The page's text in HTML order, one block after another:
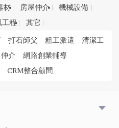
材 房屋仲介
機械設備
工程 其它
打石師父 粗工派遣
清潔工
仲介
網路創業輔導
CRM整合顧問